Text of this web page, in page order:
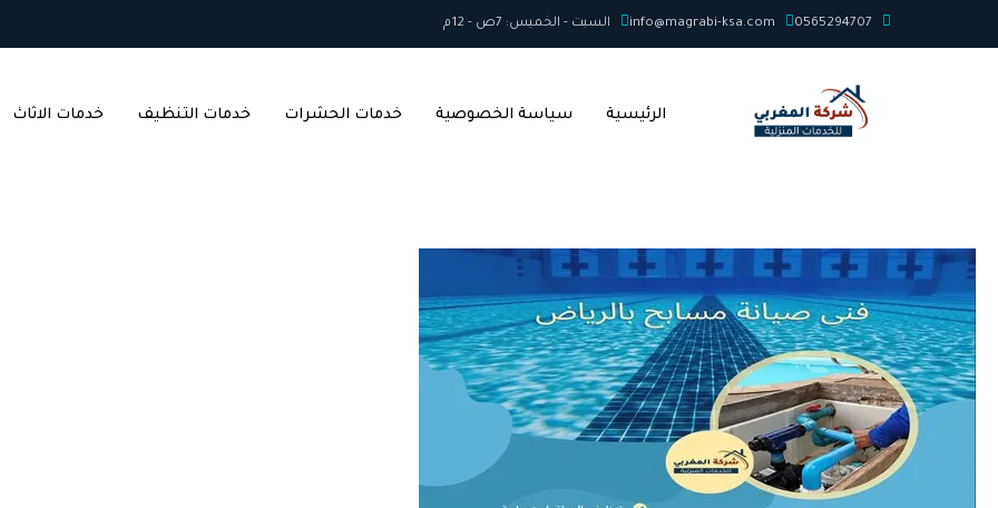
إلى
info@magrabi-ksa.com السبت - الخميس: 7ص - 12م
الرئيسية سياسة الخصوصية خدمات الحشرات خدمات التنظيف خدمات الاثاث